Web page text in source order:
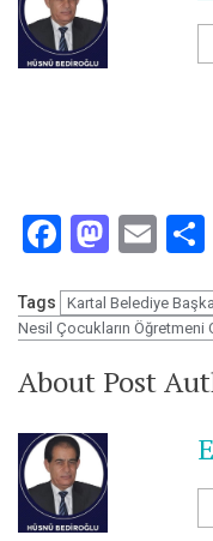
Facebook
Tags Kartal Belediye
Nesil Çocukların Öğretmeni
About Post